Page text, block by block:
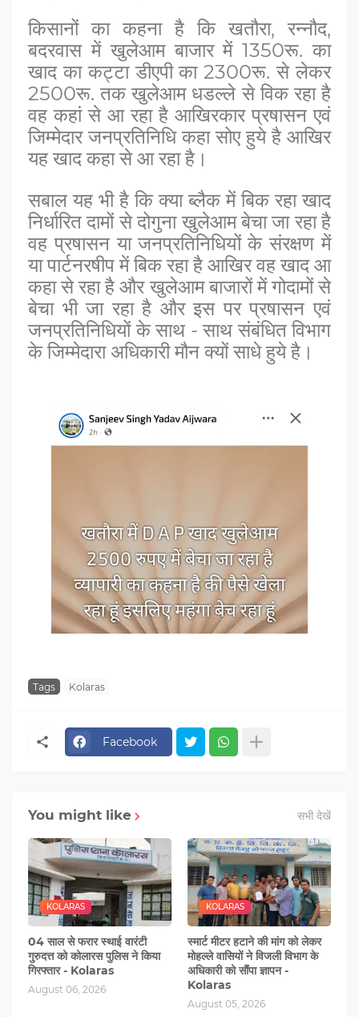
किसानों का कहना है कि खतौरा, रन्नौद,
बदरवास में खुलेआम बाजार में 1350रू. का
खाद का कट्टा डीएपी का 2300रू. से लेकर
2500रू. तक खुलेआम धडल्ले से विक रहा है
वह कहां से आ रहा है आखिरकार प्रषासन एवं
जिम्मेदार जनप्रतिनिधि कहा सोए हुये है आखिर
यह खाद कहा से आ रहा है।
सबाल यह भी है कि क्या ब्लैक में बिक रहा खाद
निर्धारित दामों से दोगुना खुलेआम बेचा जा रहा है
वह प्रषासन या जनप्रतिनिधियों के संरक्षण में
या पार्टनरषीप में बिक रहा है आखिर वह खाद आ
कहा से रहा है और खुलेआम बाजारों में गोदामों से
बेचा भी जा रहा है और इस पर प्रषासन एवं
जनप्रतिनिधियों के साथ - साथ संबंधित विभाग
के जिम्मेदारा अधिकारी मौन क्यों साधे हुये है।
Tags Kolaras
Facebook
You might like सभी देखें
KOLARAS
04 साल से फरार स्थाई वारंटी
गुरुदत्त को कोलारस पुलिस ने किया
गिरफ्तार - Kolaras
August 06, 2026
KOLARAS
स्मार्ट मीटर हटाने की मांग को लेकर
मोहल्‍ले वासियों ने विजली विभाग के
अधिकारी को सौंंपा ज्ञापन -
Kolaras
August 05, 2026